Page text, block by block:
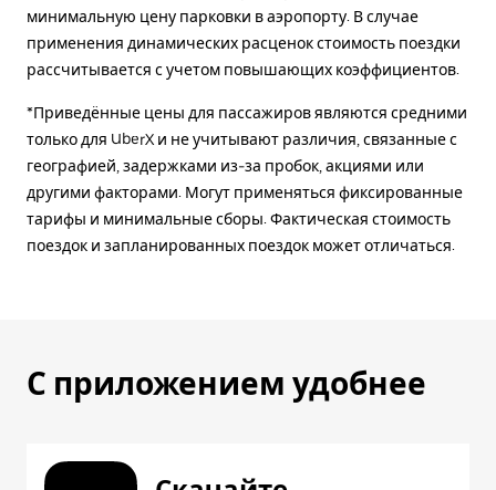
минимальную цену парковки в аэропорту. В случае
применения динамических расценок стоимость поездки
рассчитывается с учетом повышающих коэффициентов.
*Приведённые цены для пассажиров являются средними
только для UberX и не учитывают различия, связанные с
географией, задержками из-за пробок, акциями или
другими факторами. Могут применяться фиксированные
тарифы и минимальные сборы. Фактическая стоимость
поездок и запланированных поездок может отличаться.
С приложением удобнее